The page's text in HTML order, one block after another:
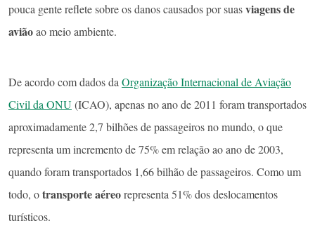
pouca gente reflete sobre os danos causados por suasviagens de
aviãoao meio ambiente.
De acordo com dados da Organização Internacional de Aviação
Civil da ONU(ICAO), apenas no ano de 2011 foram transportados
aproximadamente 2,7 bilhões de passageiros no mundo, o que
representa um incremento de 75% em relação ao ano de 2003,
quando foram transportados 1,66 bilhão de passageiros. Como um
todo, otransporte aéreorepresenta 51% dos deslocamentos
turísticos.